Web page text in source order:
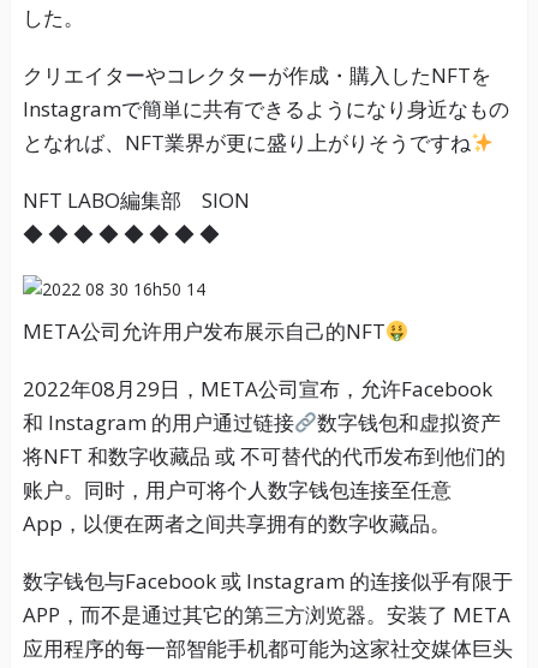
した。
クリエイターやコレクターが作成・購入したNFTを
Instagramで簡単に共有できるようになり身近なもの
となれば、NFT業界が更に盛り上がりそうですね
NFT LABO編集部 SION
◆ ◆ ◆ ◆ ◆ ◆ ◆ ◆
META公司允许用户发布展示自己的NFT
2022年08月29日，META公司宣布，允许Facebook
和 Instagram 的用户通过链接
数字钱包和虚拟资产
将NFT 和数字收藏品 或 不可替代的代币发布到他们的
账户。同时，用户可将个人数字钱包连接至任意
App，以便在两者之间共享拥有的数字收藏品。
数字钱包与Facebook 或 Instagram 的连接似乎有限于
APP，而不是通过其它的第三方浏览器。安装了 META
应用程序的每一部智能手机都可能为这家社交媒体巨头